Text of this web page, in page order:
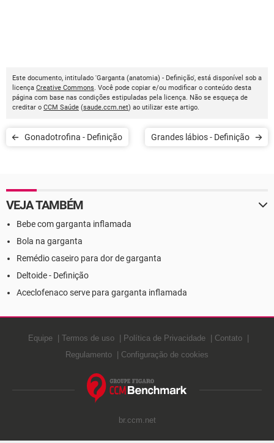
Este documento, intitulado 'Garganta (anatomia) - Definição', está disponível sob a
licença Creative Commons. Você pode copiar e/ou modificar o conteúdo desta
página com base nas condições estipuladas pela licença. Não se esqueça de
creditar o CCM Saúde (saude.ccm.net) ao utilizar este artigo.
Gonadotrofina - Definição Grandes lábios - Definição
VEJA TAMBÉM
Bebe com garganta inflamada
Bola na garganta
Remédio caseiro para dor de garganta
Deltoide - Definição
Aceclofenaco serve para garganta inflamada
Equipe Termos de uso Política de Privacidade
Contato
Regulamento
Configuração de cookies
br.ccm.net